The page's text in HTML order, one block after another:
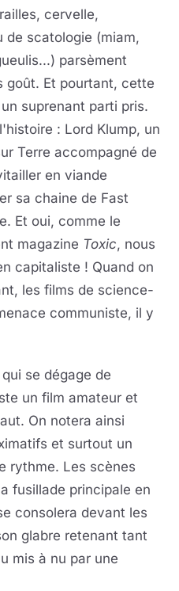
cervelle,
de scatologie (miam,
parsèment
goût. Et pourtant, cette
suprenant parti pris.
: Lord Klump, un
Terre accompagné de
en viande
sa chaine de Fast
Et oui, comme le
magazine Toxic, nous
capitaliste ! Quand on
les films de science-
communiste, il y
se dégage de
un film amateur et
On notera ainsi
et surtout un
rythme. Les scènes
fusillade principale en
consolera devant les
glabre retenant tant
mis à nu par une